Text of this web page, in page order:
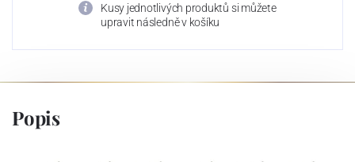
Kusy jednotlivých produktů si můžete
upravit následně v košíku
Popis